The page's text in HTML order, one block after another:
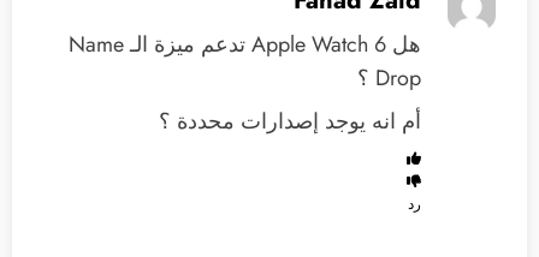
هل Apple Watch 6 تدعم ميزة الـ Name
Drop ؟
أم انه يوجد إصدارات محددة ؟
رد